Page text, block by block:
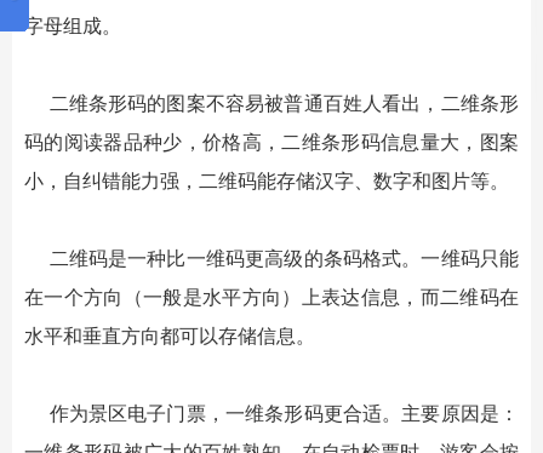
字母组成。
二维条形码的图案不容易被普通百姓人看出，二维条形
码的阅读器品种少，价格高，二维条形码信息量大，图案
小，自纠错能力强，二维码能存储汉字、数字和图片等。
二维码是一种比一维码更高级的条码格式。一维码只能
在一个方向（一般是水平方向）上表达信息，而二维码在
水平和垂直方向都可以存储信息。
作为景区电子门票，一维条形码更合适。主要原因是：